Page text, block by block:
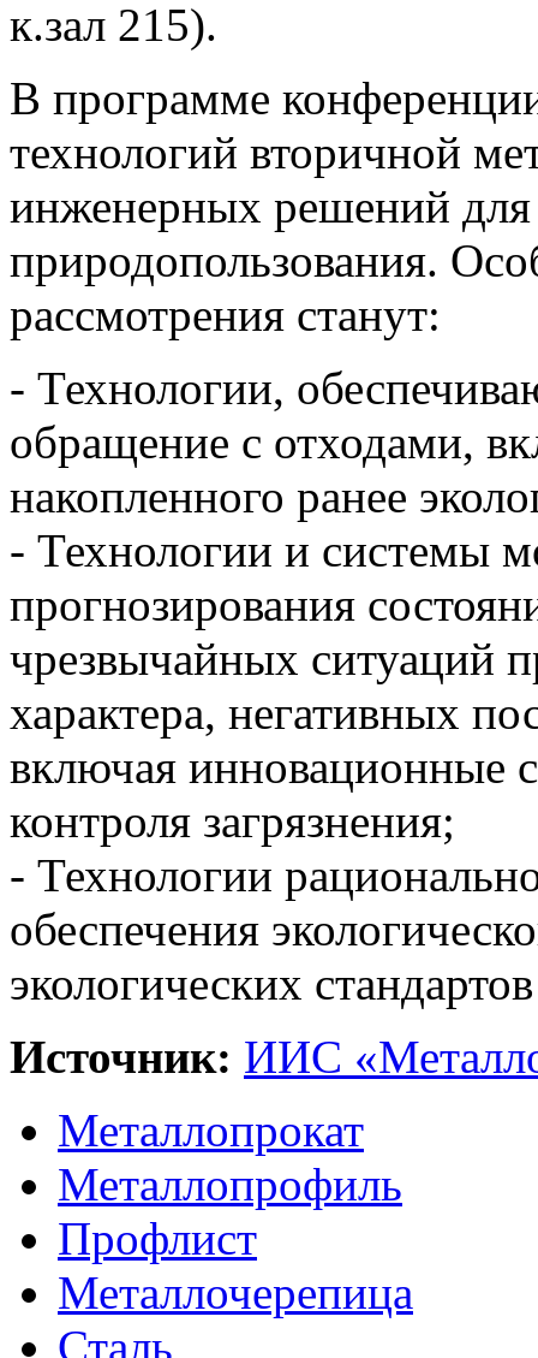
к.зал 215).
В программе
технологий вторичной
инженерных решений для
природопользования.
рассмотрения станут:
- Технологии,
обращение с отходами,
накопленного ранее
- Технологии и системы
прогнозирования
чрезвычайных ситуаций
характера, негативных
включая инновационные
контроля загрязнения;
- Технологии
обеспечения
экологических
Источник: ИИС
Металлопрокат
Металлопрофиль
Профлист
Металлочерепица
Сталь